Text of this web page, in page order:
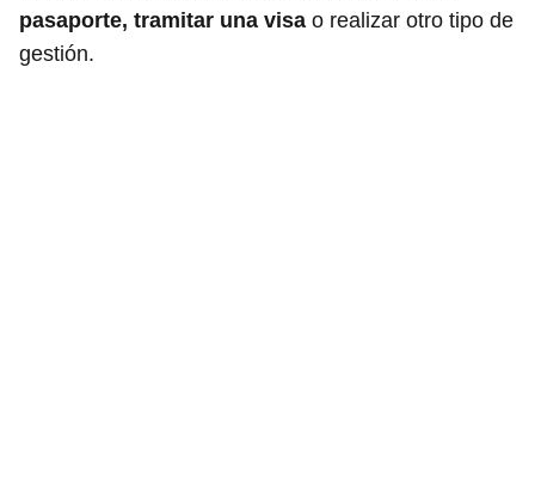
pasaporte, tramitar una visa o realizar otro tipo de
gestión.